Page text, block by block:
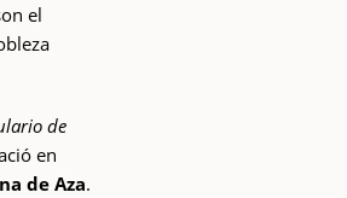
el
de
en
de Aza.